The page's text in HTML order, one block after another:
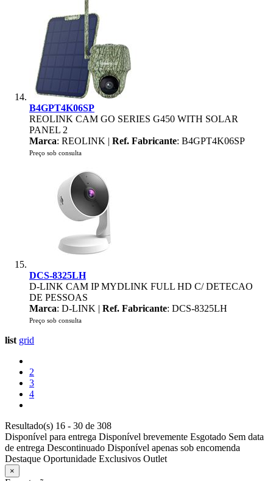
B4GPT4K06SP
REOLINK CAM GO SERIES G450 WITH SOLAR
PANEL 2
Marca: REOLINK | Ref. Fabricante: B4GPT4K06SP
Preço sob consulta
DCS-8325LH
D-LINK CAM IP MYDLINK FULL HD C/ DETECAO
DE PESSOAS
Marca: D-LINK | Ref. Fabricante: DCS-8325LH
Preço sob consulta
list grid
2
3
4
Resultado(s) 16 - 30 de 308
Disponível para entrega Disponível brevemente Esgotado Sem data
de entrega Descontinuado Disponível apenas sob encomenda
Destaque Oportunidade Exclusivos Outlet
×